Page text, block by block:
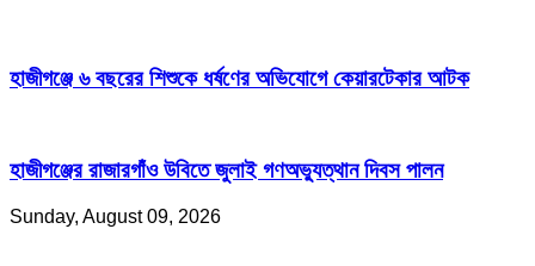
হাজীগঞ্জে ৬ বছরের শিশুকে ধর্ষণের অভিযোগে কেয়ারটেকার আটক
হাজীগঞ্জের রাজারগাঁও উবিতে জুলাই গণঅভ্যুত্থান দিবস পালন
Sunday, August 09, 2026